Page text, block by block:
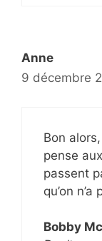
Anne
9 décembre
Bon
pense
passent
qu’on n’a
Bobby